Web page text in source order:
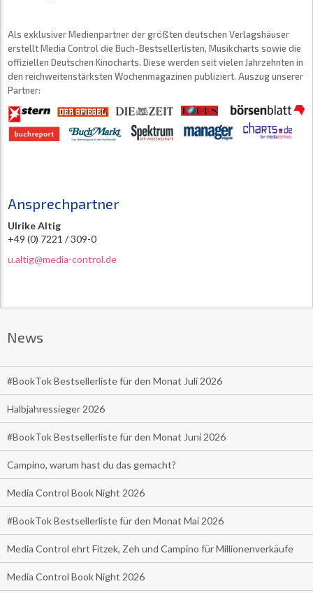
Als exklusiver Medienpartner der größten deutschen Verlagshäuser
erstellt Media Control die Buch-Bestsellerlisten, Musikcharts sowie die
offiziellen Deutschen Kinocharts. Diese werden seit vielen Jahrzehnten in
den reichweitenstärksten Wochenmagazinen publiziert. Auszug unserer
Partner:
Ansprechpartner
Ulrike Altig
+49 (0) 7221 / 309-0
u.altig@media-control.de
News
#BookTok Bestsellerliste für den Monat Juli 2026
Halbjahressieger 2026
#BookTok Bestsellerliste für den Monat Juni 2026
Campino, warum hast du das gemacht?
Media Control Book Night 2026
#BookTok Bestsellerliste für den Monat Mai 2026
Media Control ehrt Fitzek, Zeh und Campino für Millionenverkäufe
Media Control Book Night 2026